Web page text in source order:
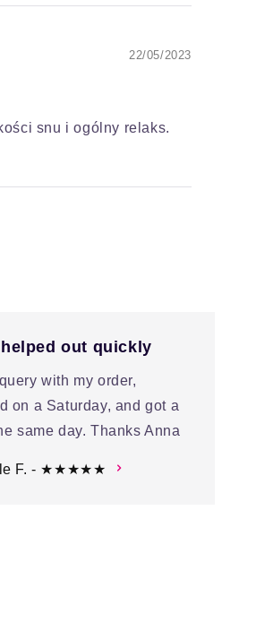
22/05/2023
snu i ogólny relaks.
out quickly
with my order,
on a Saturday, and got a
same day. Thanks Anna
F. - ★★★★★